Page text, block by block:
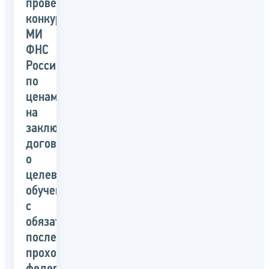
проведении
конкурса
МИ
ФНС
России
по
ценам
на
заключение
договора
о
целевом
обучении
с
обязательством
последующего
прохождения